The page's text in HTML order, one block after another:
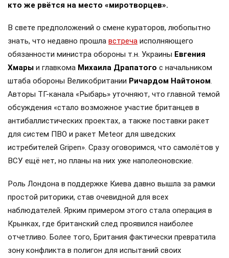
кто же рвётся на место «миротворцев».
В свете предположений о смене кураторов, любопытно
знать, что недавно прошла встреча исполняющего
обязанности министра обороны т.н. Украины Евгения
Хмары и главкома Михаила Драпатого с начальником
штаба обороны Великобритании Ричардом Найтоном.
Авторы ТГ-канала «Рыбарь» уточняют, что главной темой
обсуждения «стало возможное участие британцев в
антибаллистических проектах, а также поставки ракет
для систем ПВО и ракет Meteor для шведских
истребителей Gripen». Сразу оговоримся, что самолётов у
ВСУ ещё нет, но планы на них уже наполеоновские.
Роль Лондона в поддержке Киева давно вышла за рамки
простой риторики, став очевидной для всех
наблюдателей. Ярким примером этого стала операция в
Крынках, где британский след проявился наиболее
отчетливо. Более того, Британия фактически превратила
зону конфликта в полигон для испытаний своих